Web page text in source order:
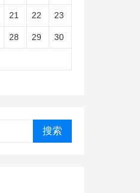
21 22 23
28 29 30
搜索